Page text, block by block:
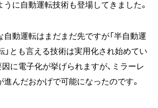
うに自動運転技術も登場してきました。
自動運転はまだまだ先ですが「半自動運
」とも言える技術は実用化され始めてい
因に電子化が挙げられますが、ミラーレ
進んだおかげで可能になったのです。